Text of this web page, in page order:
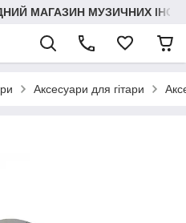
МАГАЗИН МУЗИЧНИХ
Аксесуари для гітари